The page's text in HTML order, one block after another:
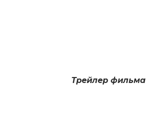
Трейлер фильма